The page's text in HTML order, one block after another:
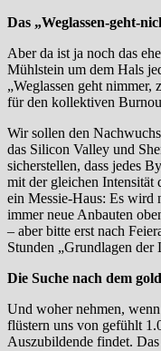
Das „Weglassen-geht-
Aber da ist ja noch das
Mühlstein um dem Hals
„Weglassen geht
für den kollektiven
Wir sollen den
das Silicon Valley und
sicherstellen, dass jedes
mit der gleichen
ein Messie-Haus: Es wird
immer neue Anbauten
– aber bitte erst nach
Stunden „Grundlagen
Die Suche nach dem
Und woher nehmen,
flüstern uns von gefühlt
Auszubildende findet.